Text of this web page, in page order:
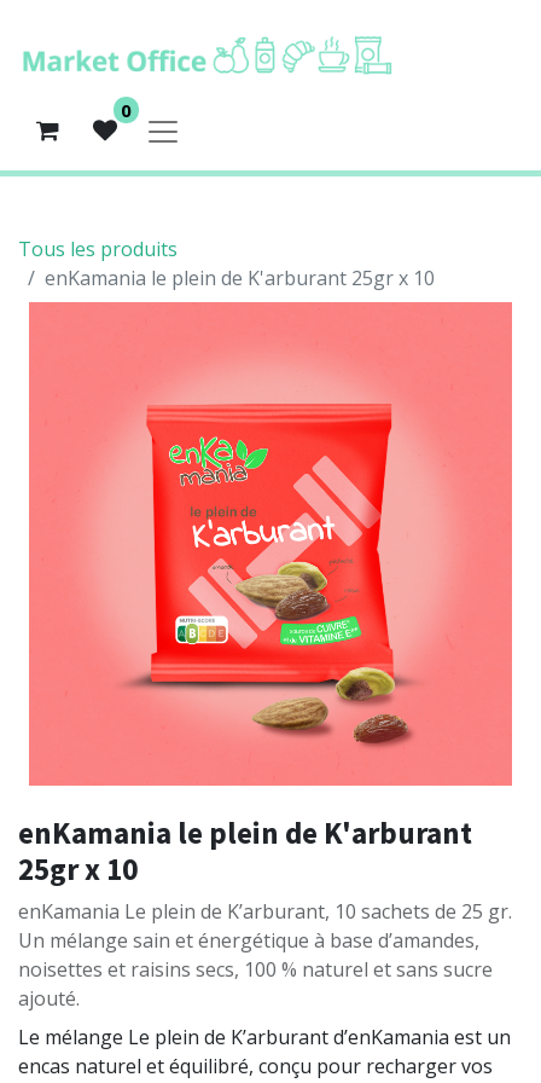
0
Tous les produits
enKamania le plein de K'arburant 25gr x 10
enKamania le plein de K'arburant
25gr x 10
enKamania Le plein de K’arburant, 10 sachets de 25 gr.
Un mélange sain et énergétique à base d’amandes,
noisettes et raisins secs, 100 % naturel et sans sucre
ajouté.
Le mélange Le plein de K’arburant d’enKamania est un
encas naturel et équilibré, conçu pour recharger vos